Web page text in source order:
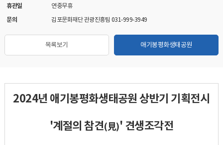
휴관일
연중무휴
문의
김포문화재단 관광진흥팀 031-999-3949
목록보기 애기봉평화생태공원
2024년 애기봉평화생태공원 상반기 기획전시
'계절의 참견(見)' 견생조각전